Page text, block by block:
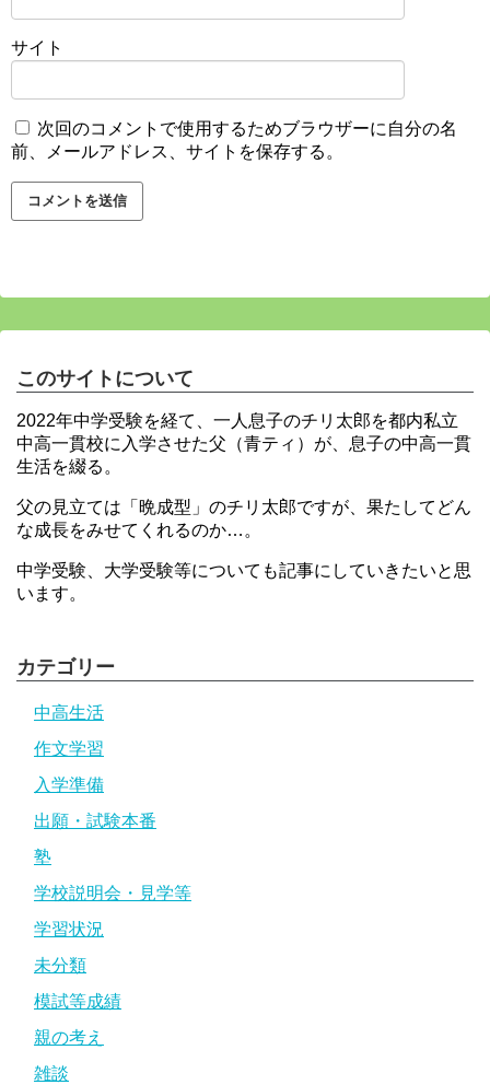
サイト
次回のコメントで使用するためブラウザーに自分の名
前、メールアドレス、サイトを保存する。
このサイトについて
2022年中学受験を経て、一人息子のチリ太郎を都内私立
中高一貫校に入学させた父（青ティ）が、息子の中高一貫
生活を綴る。
父の見立ては「晩成型」のチリ太郎ですが、果たしてどん
な成長をみせてくれるのか…。
中学受験、大学受験等についても記事にしていきたいと思
います。
カテゴリー
中高生活
作文学習
入学準備
出願・試験本番
塾
学校説明会・見学等
学習状況
未分類
模試等成績
親の考え
雑談